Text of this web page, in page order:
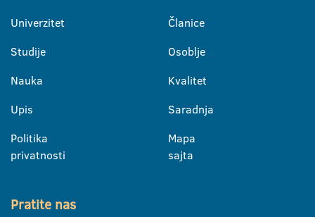
Univerzitet
Studije
Nauka
Upis
Politika
privatnosti
Članice
Osoblje
Kvalitet
Saradnja
Mapa
sajta
Pratite nas